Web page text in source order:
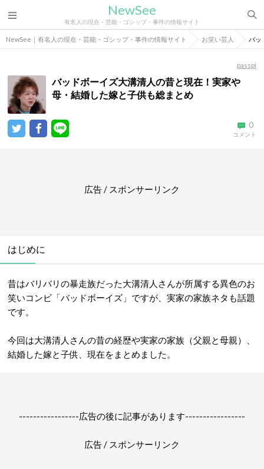
NewSee
有名人の現在・芸能・ゴシップ・事件の情報サイト
NewSee｜有名人の現在・芸能・ゴシップ・事件の情報サイト お笑い芸人 バッ
passpi
バッドボーイズ大溝清人の昔と現在！実家や
母・結婚した嫁と子供も総まとめ
0
コメント
広告 / スポンサーリンク
はじめに
昔はバリバリの暴走族だった大溝清人さんが所属する異色のお
笑いコンビ「バッドボーイズ」ですが、実家の家族ネタも話題
です。
今回は大溝清人さんの昔の経歴や実家の家族（父親と母親）、
結婚した嫁と子供、現在をまとめました。
-----------------広告の後に記事があります-----------------
広告 / スポンサーリンク